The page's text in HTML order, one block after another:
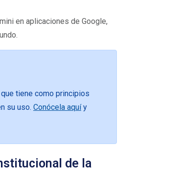
en aplicaciones de Google,
tiene como principios
su uso. Conócela aquíy
de la